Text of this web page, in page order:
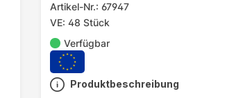
Artikel-Nr.: 67947
VE: 48 Stück
Verfügbar
Produktbeschreibung